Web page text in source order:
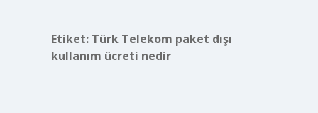
Etiket: Türk Telekom paket dışı
kullanım ücreti nedir